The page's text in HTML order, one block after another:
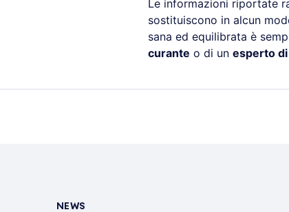
Le informazioni riportate
sostituiscono in alcun
sana ed equilibrata è
curante o di un esperto
NEWS